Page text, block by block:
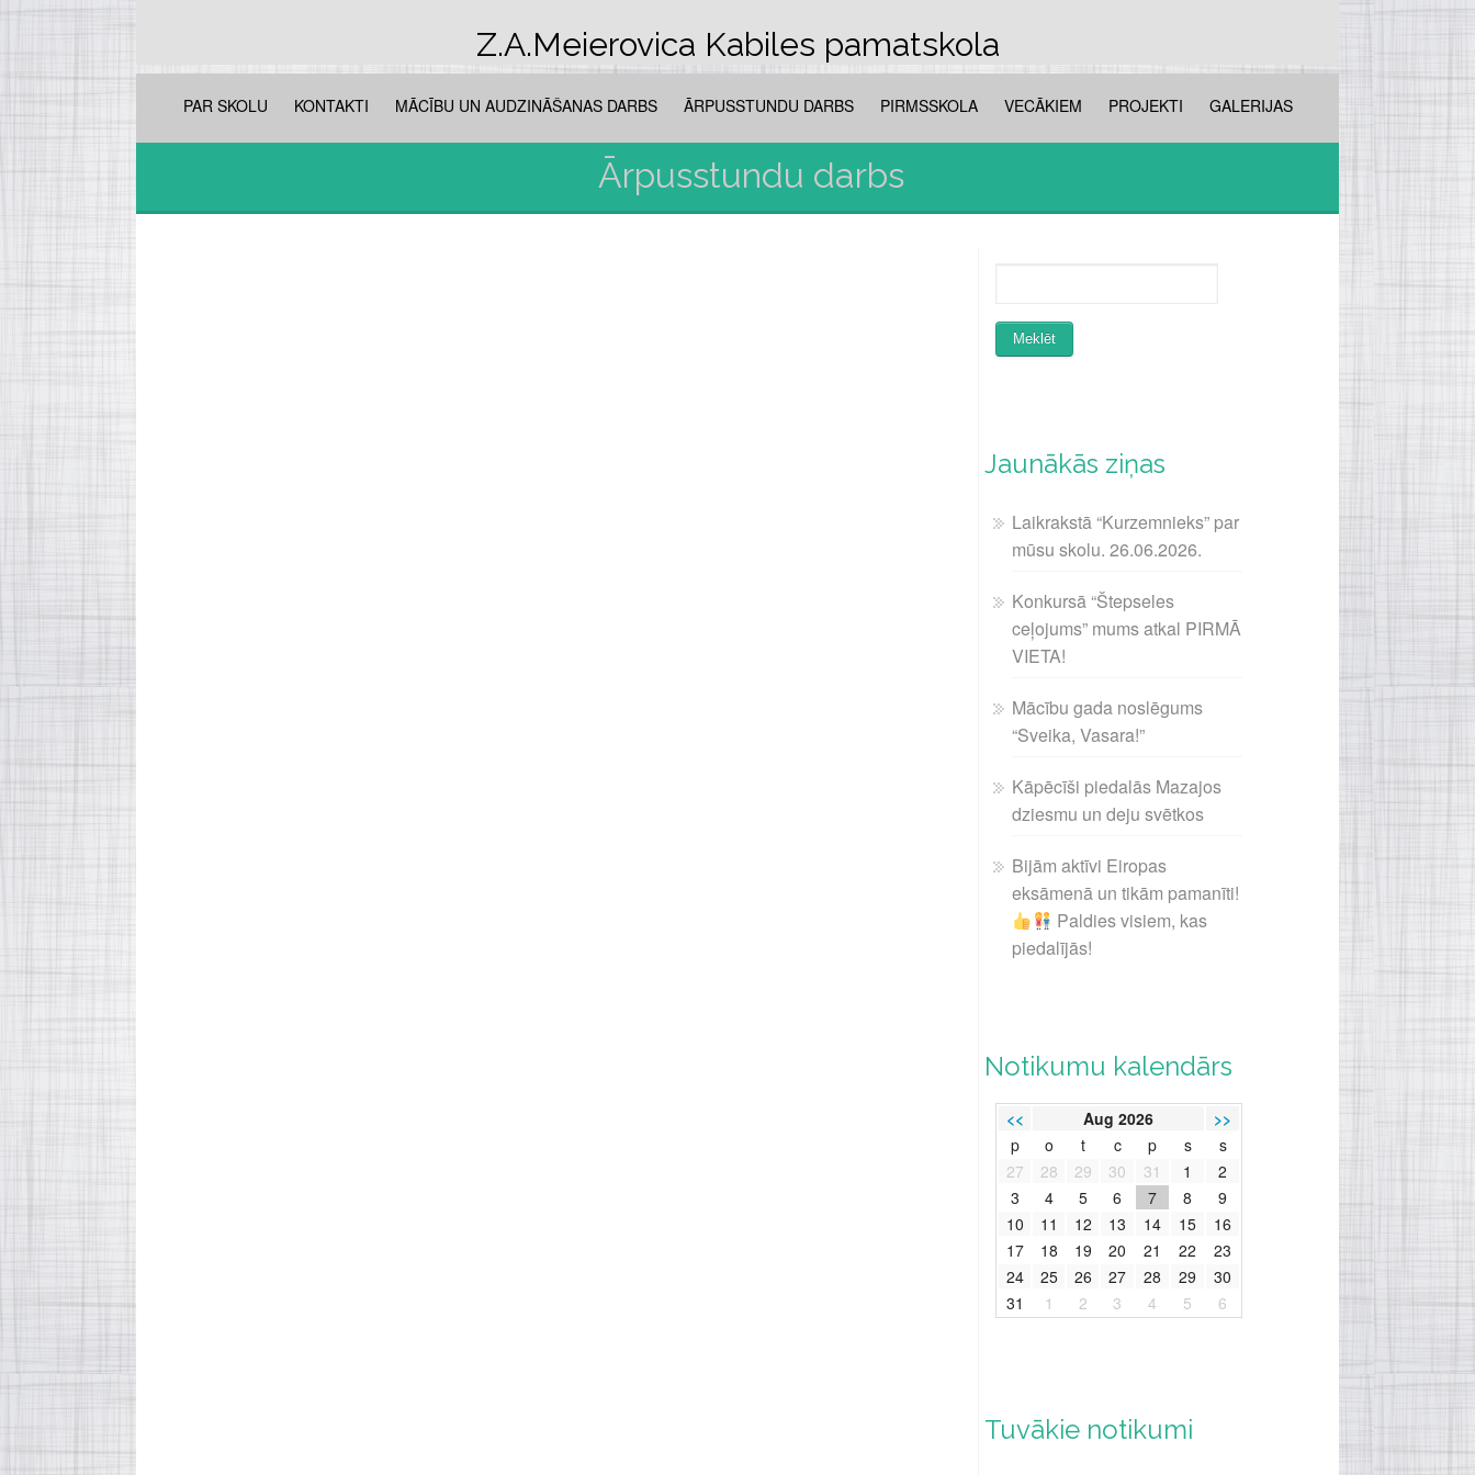
Z.A.Meierovica Kabiles pamatskola
PAR SKOLU KONTAKTI MĀCĪBU UN AUDZINĀŠANAS DARBS ĀRPUSSTUNDU DARBS PIRMSSKOLA VECĀKIEM PROJEKTI GALERIJAS
Ārpusstundu darbs
Jaunākās ziņas
Laikrakstā “Kurzemnieks” par
mūsu skolu. 26.06.2026.
Konkursā “Štepseles
ceļojums” mums atkal PIRMĀ
VIETA!
Mācību gada noslēgums
“Sveika, Vasara!”
Kāpēcīši piedalās Mazajos
dziesmu un deju svētkos
Bijām aktīvi Eiropas
eksāmenā un tikām pamanīti!
Paldies visiem, kas
piedalījās!
Notikumu kalendārs
<< Aug 2026
>>
p
o t c p s
s
27
28 29 30 31 1
2
3
4 5 6 7 8
9
10
11 12 13 14 15
16
17
18 19 20 21 22
23
24
25 26 27 28 29
30
31
1 2 3 4 5 6
Tuvākie notikumi